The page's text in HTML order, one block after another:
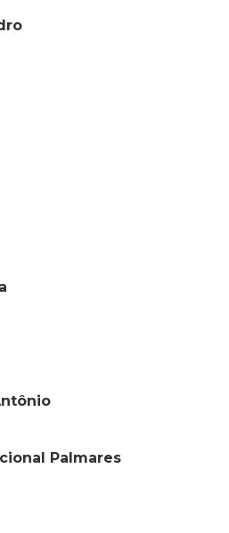
Palmares